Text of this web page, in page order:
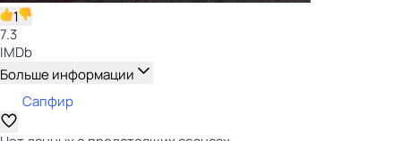
1
7.3
IMDb
Больше информации
Сапфир